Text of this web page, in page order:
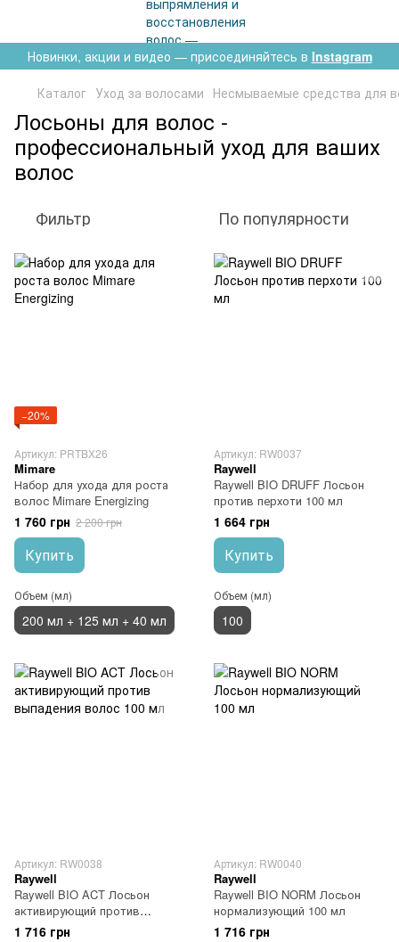
Новинки, акции и видео — присоединяйтесь в Instagram
Каталог Уход за волосами Несмываемые средства для
Лосьоны для волос -
профессиональный уход для ваших
волос
Фильтр По популярности
−20%
Артикул: PRTBX26
Mimare
Набор для ухода для роста
волос Mimare Energizing
1 760 грн 2 200 грн
Купить
Объем (мл)
200 мл + 125 мл + 40 мл
Артикул: RW0037
Raywell
Raywell BIO DRUFF Лосьон
против перхоти 100 мл
1 664 грн
Купить
Объем (мл)
100
Артикул: RW0038
Raywell
Raywell BIO ACT Лосьон
активирующий против
выпадения волос 100 мл
1 716 грн
Артикул: RW0040
Raywell
Raywell BIO NORM Лосьон
нормализующий 100 мл
1 716 грн